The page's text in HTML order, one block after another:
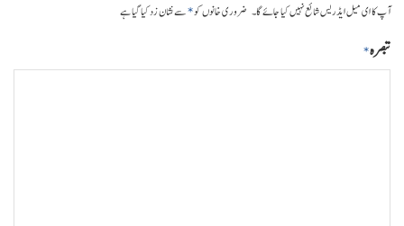
آپ کا ای میل ایڈریس شائع نہیں کیا جائے گا۔ ضروری خانوں کو*سے نشان زد کیا گیا ہے
تبصرہ*